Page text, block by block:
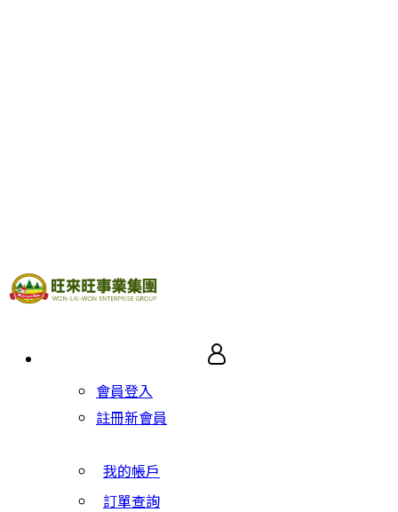
會員登入
註冊新會員
我的帳戶
訂單查詢